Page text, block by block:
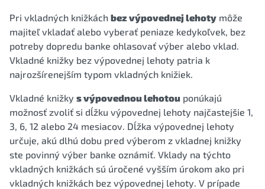
Pri vkladných knižkách bez výpovednej lehoty môže
majiteľ vkladať alebo vyberať peniaze kedykoľvek, bez
potreby dopredu banke ohlasovať výber alebo vklad.
Vkladné knižky bez výpovednej lehoty patria k
najrozšírenejším typom vkladných knižiek.
Vkladné knižky s výpovednou lehotou ponúkajú
možnosť zvoliť si dĺžku výpovednej lehoty najčastejšie 1,
3, 6, 12 alebo 24 mesiacov. Dĺžka výpovednej lehoty
určuje, akú dlhú dobu pred výberom z vkladnej knižky
ste povinný výber banke oznámiť. Vklady na týchto
vkladných knižkách sú úročené vyšším úrokom ako pri
vkladných knižkách bez výpovednej lehoty. V prípade